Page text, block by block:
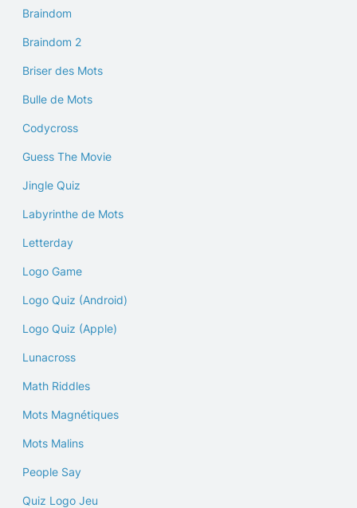
Braindom
Braindom 2
Briser des Mots
Bulle de Mots
Codycross
Guess The Movie
Jingle Quiz
Labyrinthe de Mots
Letterday
Logo Game
Logo Quiz (Android)
Logo Quiz (Apple)
Lunacross
Math Riddles
Mots Magnétiques
Mots Malins
People Say
Quiz Logo Jeu